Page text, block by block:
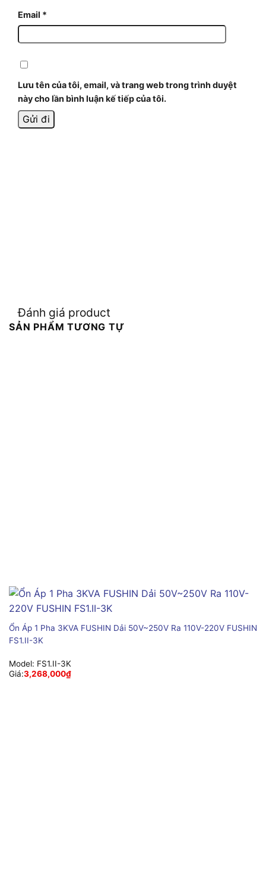
Email *
Lưu tên của tôi, email, và trang web trong trình duyệt
này cho lần bình luận kế tiếp của tôi.
Đánh giá product
SẢN PHẨM TƯƠNG TỰ
Ổn Áp 1 Pha 3KVA FUSHIN Dải 50V~250V Ra 110V-220V FUSHIN
FS1.II-3K
Model: FS1.II-3K
Giá:3,268,000₫